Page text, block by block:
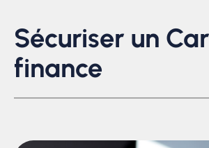
Sécuriser un
finance